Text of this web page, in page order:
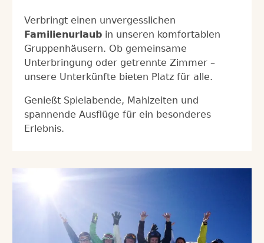
Verbringt einen unvergesslichen
Familienurlaub in unseren komfortablen
Gruppenhäusern. Ob gemeinsame
Unterbringung oder getrennte Zimmer –
unsere Unterkünfte bieten Platz für alle.
Genießt Spielabende, Mahlzeiten und
spannende Ausflüge für ein besonderes
Erlebnis.